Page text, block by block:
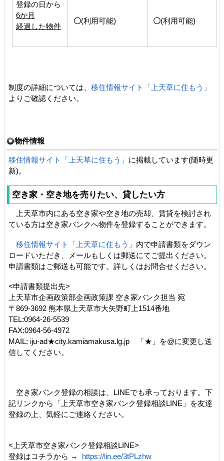
登録の日から
6か月
経過した物件
〇(利用可能) 〇(利用可能)
制度の詳細については、 移住情報サイト「上天草に住もう」
よりご確認ください。
物件情報
移住情報サイト「上天草に住もう」 に掲載しています(随時更
新)。
空き家・空き地を売りたい、貸したい方
上天草市内にある空き家や空き地の売却、賃貸を検討され
ている方は空き家バンクへ物件を登録することができます。
移住情報サイト「上天草に住もう」 内で申請書類をダウン
ロードいただき、メールもしくは郵送にてご提出ください。
申請書類はご郵送も可能です。詳しくはお問合せください。
<申請書類提出先>
上天草市企画政策部企画政策課 空き家バンク担当 宛
〒869-3692 熊本県上天草市大矢野町上1514番地
TEL:0964-26-5539
FAX:0964-56-4972
MAIL: iju-ad★city.kamiamakusa.lg.jp 「★」を@に変更し送
信してください。
空き家バンク登録の相談は、LINEでも承っております。下
記リンクから「上天草市空き家バンク登録相談LINE」を友達
登録の上、気軽にご連絡ください。
<上天草市空き家バンク登録相談LINE>
登録はコチラから → https://lin.ee/3tPLzhw